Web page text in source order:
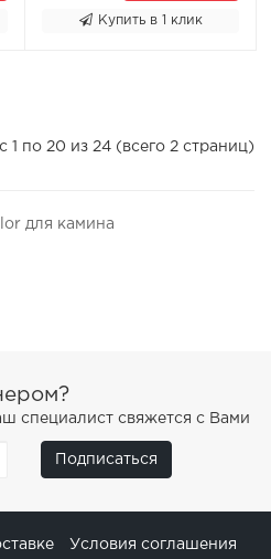
Купить в 1 клик
1 по 20 из 24 (всего 2 страниц)
для камина
специалист свяжется с Вами
Подписаться
Условия соглашения